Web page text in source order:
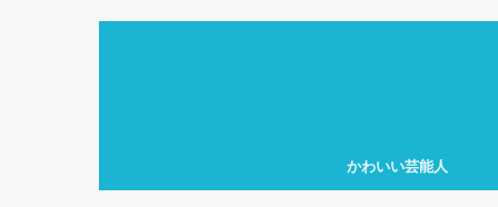
かわいい芸能人